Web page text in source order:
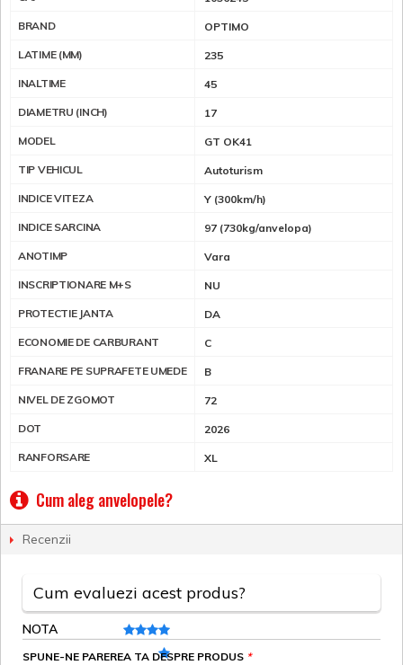
BRAND OPTIMO
LATIME (MM) 235
INALTIME 45
DIAMETRU (INCH) 17
MODEL GT OK41
TIP VEHICUL Autoturism
INDICE VITEZA Y (300km/h)
INDICE SARCINA 97 (730kg/anvelopa)
ANOTIMP Vara
INSCRIPTIONARE M+S NU
PROTECTIE JANTA DA
ECONOMIE DE CARBURANT C
FRANARE PE SUPRAFETE UMEDE B
NIVEL DE ZGOMOT 72
DOT 2026
RANFORSARE XL
Cum aleg anvelopele?
Recenzii
Cum evaluezi acest produs?
NOTA
*
SPUNE-NE PAREREA TA DESPRE PRODUS